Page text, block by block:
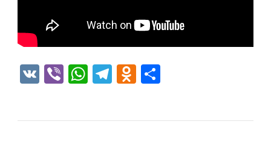
VK ViberWhatsApp
Telegram
Odnoklassniki